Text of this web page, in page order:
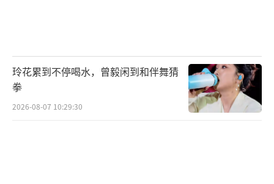
玲花累到不停喝水，曾毅闲到和伴舞猜
拳
2026-08-07 10:29:30